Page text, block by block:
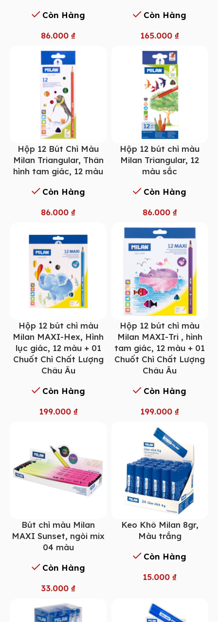
Còn Hàng
86.000 ₫
Còn Hàng
165.000₫
Hộp 12 Bút Chì Màu
Milan Triangular, Thân
hình tam giác, 12 màu
Còn Hàng
86.000 ₫
Hộp 12 bút chì màu
Milan Triangular, 12
màu sắc
Còn Hàng
86.000 ₫
Hộp 12 bút chì màu
Milan MAXI-Hex, Hình
lục giác, 12 màu + 01
Chuốt Chì Chất Lượng
Châu Âu
Còn Hàng
199.000 ₫
Hộp 12 bút chì màu
Milan MAXI-Tri , hình
tam giác, 12 màu + 01
Chuốt Chì Chất Lượng
Châu Âu
Còn Hàng
199.000₫
Bút chì màu Milan
MAXI Sunset, ngòi mix
04 màu
Còn Hàng
33.000 ₫
Keo Khô Milan 8gr,
Màu trắng
Còn Hàng
15.000₫